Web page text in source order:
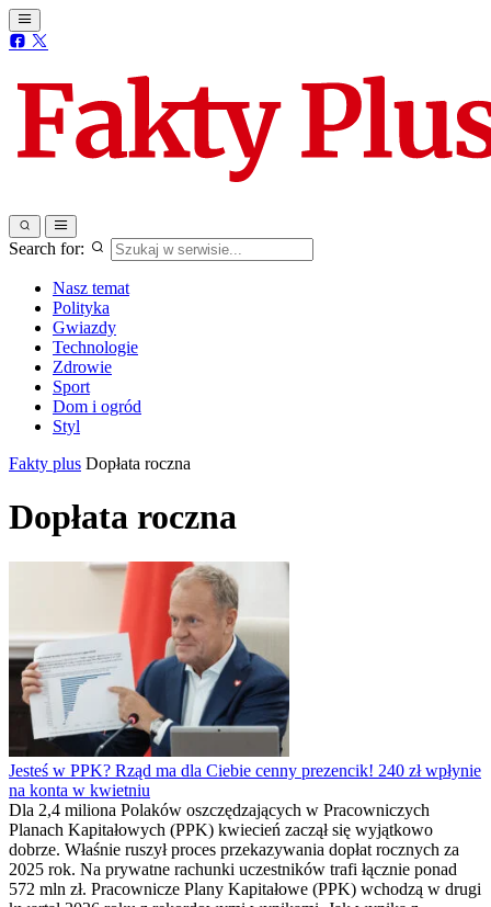
Search for:
Nasz temat
Polityka
Gwiazdy
Technologie
Zdrowie
Sport
Dom i ogród
Styl
Fakty plus Dopłata roczna
Dopłata roczna
Jesteś w PPK? Rząd ma dla Ciebie cenny prezencik! 240 zł wpłynie
na konta w kwietniu
Dla 2,4 miliona Polaków oszczędzających w Pracowniczych
Planach Kapitałowych (PPK) kwiecień zaczął się wyjątkowo
dobrze. Właśnie ruszył proces przekazywania dopłat rocznych za
2025 rok. Na prywatne rachunki uczestników trafi łącznie ponad
572 mln zł. Pracownicze Plany Kapitałowe (PPK) wchodzą w drugi